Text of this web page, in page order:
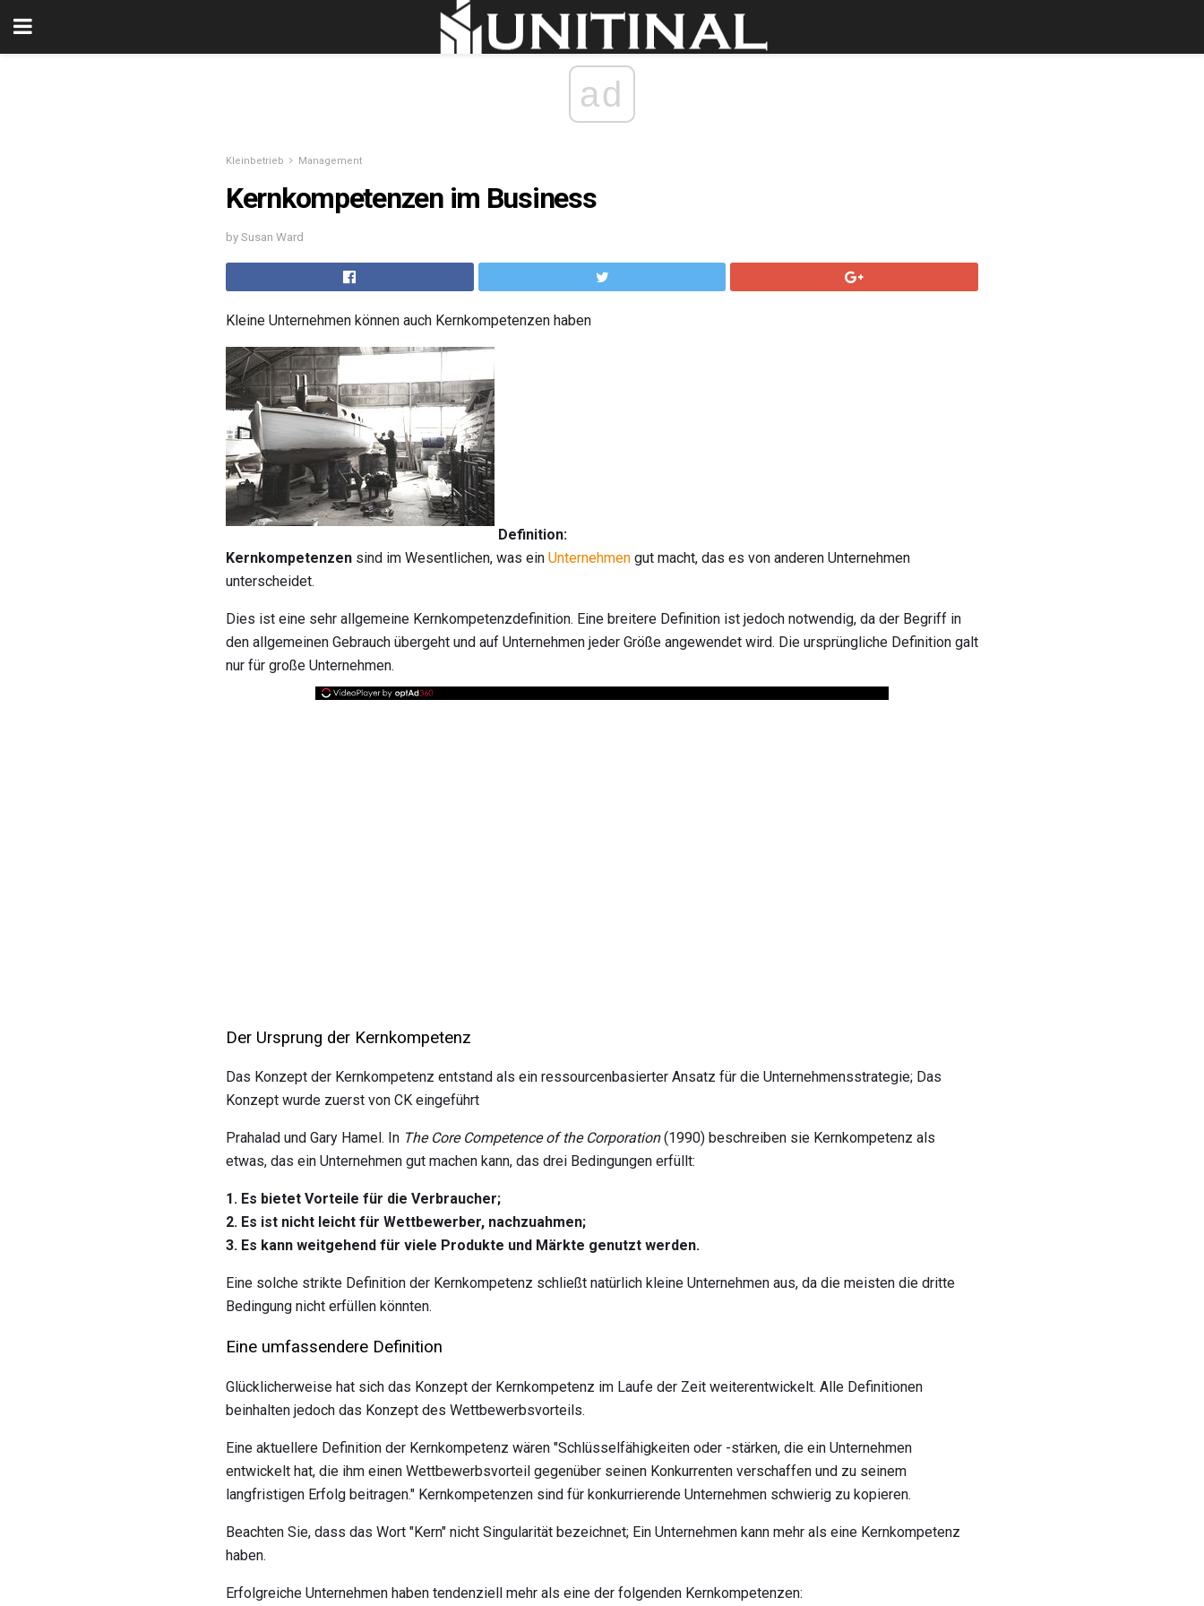
ad
Kleinbetrieb Management
Kernkompetenzen im Business
by Susan Ward
Kleine Unternehmen können auch Kernkompetenzen haben
Definition:
Kernkompetenzen sind im Wesentlichen, was ein Unternehmen gut macht, das es von anderen Unternehmen
unterscheidet.
Dies ist eine sehr allgemeine Kernkompetenzdefinition. Eine breitere Definition ist jedoch notwendig, da der Begriff in
den allgemeinen Gebrauch übergeht und auf Unternehmen jeder Größe angewendet wird. Die ursprüngliche Definition galt
nur für große Unternehmen.
Der Ursprung der Kernkompetenz
Das Konzept der Kernkompetenz entstand als ein ressourcenbasierter Ansatz für die Unternehmensstrategie; Das
Konzept wurde zuerst von CK eingeführt
Prahalad und Gary Hamel. In The Core Competence of the Corporation(1990) beschreiben sie Kernkompetenz als
etwas, das ein Unternehmen gut machen kann, das drei Bedingungen erfüllt:
1. Es bietet Vorteile für die Verbraucher;
2. Es ist nicht leicht für Wettbewerber, nachzuahmen;
3. Es kann weitgehend für viele Produkte und Märkte genutzt werden.
Eine solche strikte Definition der Kernkompetenz schließt natürlich kleine Unternehmen aus, da die meisten die dritte
Bedingung nicht erfüllen könnten.
Eine umfassendere Definition
Glücklicherweise hat sich das Konzept der Kernkompetenz im Laufe der Zeit weiterentwickelt. Alle Definitionen
beinhalten jedoch das Konzept des Wettbewerbsvorteils.
Eine aktuellere Definition der Kernkompetenz wären "Schlüsselfähigkeiten oder -stärken, die ein Unternehmen
entwickelt hat, die ihm einen Wettbewerbsvorteil gegenüber seinen Konkurrenten verschaffen und zu seinem
langfristigen Erfolg beitragen." Kernkompetenzen sind für konkurrierende Unternehmen schwierig zu kopieren.
Beachten Sie, dass das Wort "Kern" nicht Singularität bezeichnet; Ein Unternehmen kann mehr als eine Kernkompetenz
haben.
Erfolgreiche Unternehmen haben tendenziell mehr als eine der folgenden Kernkompetenzen: